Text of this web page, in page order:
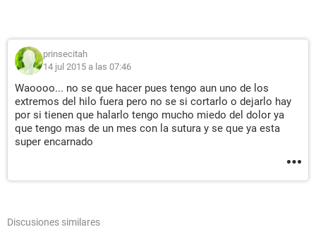
prinsecitah
14 jul 2015 a las 07:46
Waoooo... no se que hacer pues tengo aun uno de los
extremos del hilo fuera pero no se si cortarlo o dejarlo hay
por si tienen que halarlo tengo mucho miedo del dolor ya
que tengo mas de un mes con la sutura y se que ya esta
super encarnado
Discusiones similares